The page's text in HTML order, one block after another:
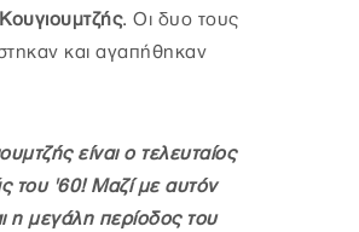
. Οι δυο τους
και αγαπήθηκαν
είναι ο τελευταίος
του '60! Μαζί με αυτόν
η μεγάλη περίοδος του